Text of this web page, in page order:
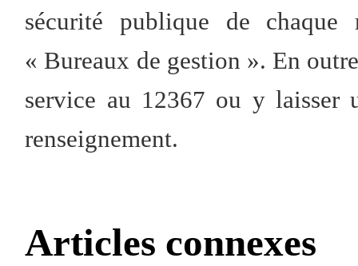
sécurité publique de
« Bureaux de gestion ». En
service au 12367 ou y laisser
renseignement.
Articles connexes